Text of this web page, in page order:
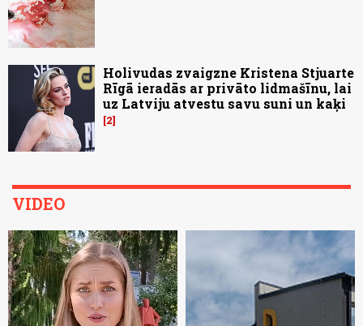
Holivudas zvaigzne Kristena Stjuarte
Rīgā ieradās ar privāto lidmašīnu, lai
uz Latviju atvestu savu suni un kaķi
2
VIDEO